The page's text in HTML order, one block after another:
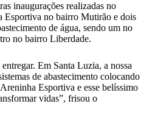
inaugurações realizadas no
Esportiva no bairro Mutirão e dois
de água, sendo um no
no bairro Liberdade.
Em Santa Luzia, a nossa
de abastecimento colocando
Esportiva e esse belíssimo
vidas”, frisou o